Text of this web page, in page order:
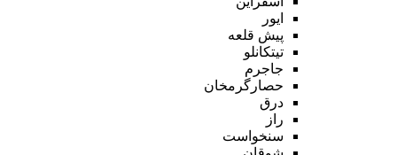
ایور
پیش قلعه
تیتکانلو
جاجرم
حصارگرمخان
درق
راز
سنخواست